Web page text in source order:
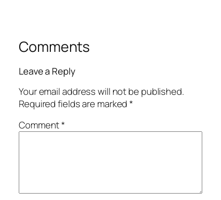
Comments
Leave a Reply
Your email address will not be published.
Required fields are marked*
Comment*